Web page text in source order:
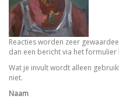
Reacties worden zeer
dan een bericht via het
Wat je invult wordt alleen
niet.
Naam